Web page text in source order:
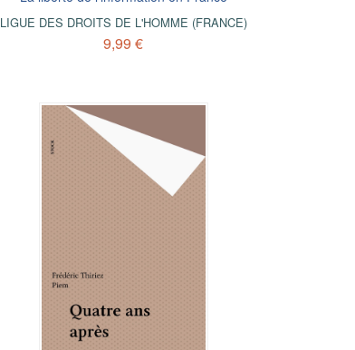
LIGUE DES DROITS DE L'HOMME (FRANCE)
9,99 €